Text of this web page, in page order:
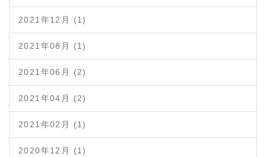
2021年12月 (1)
2021年08月 (1)
2021年06月 (2)
2021年04月 (2)
2021年02月 (1)
2020年12月 (1)